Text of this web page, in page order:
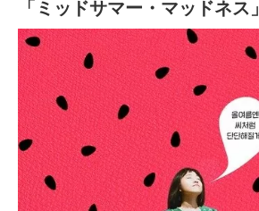
「ミッドサマー・マッドネス」